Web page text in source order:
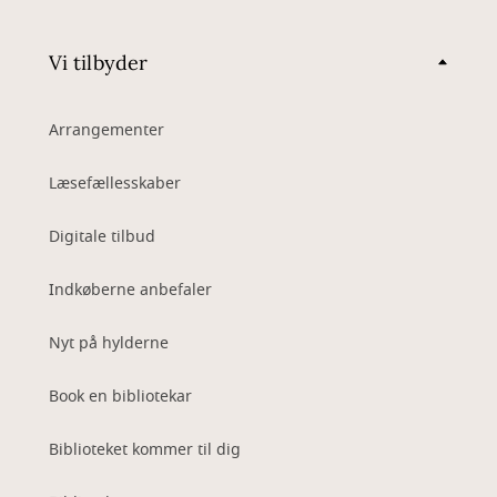
Vi tilbyder
Arrangementer
Læsefællesskaber
Digitale tilbud
Indkøberne anbefaler
Nyt på hylderne
Book en bibliotekar
Biblioteket kommer til dig